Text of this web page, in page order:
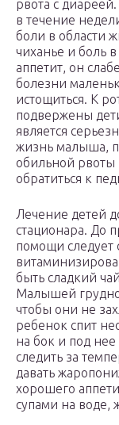
рвота с
в течение
боли в области
чиханье и боль
аппетит, он
болезни
истощиться. К
подвержены
является
жизнь малыша,
обильной рвоты
обратиться к
Лечение детей
стационара. До
помощи следует
быть сладкий
Малышей
чтобы они не
ребенок спит
на бок и под
следить за
давать
хорошего
супами на